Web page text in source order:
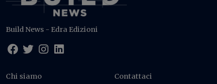
Build News - Edra Edizioni
Chi siamo Contattaci